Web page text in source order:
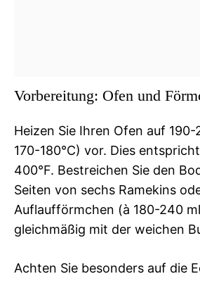
Vorbereitung: Ofen und
Heizen Sie Ihren Ofen auf
170-180°C) vor. Dies
400°F. Bestreichen Sie den
Seiten von sechs Ramekins
Auflaufförmchen (à 180-240
gleichmäßig mit der weichen
Achten Sie besonders auf die